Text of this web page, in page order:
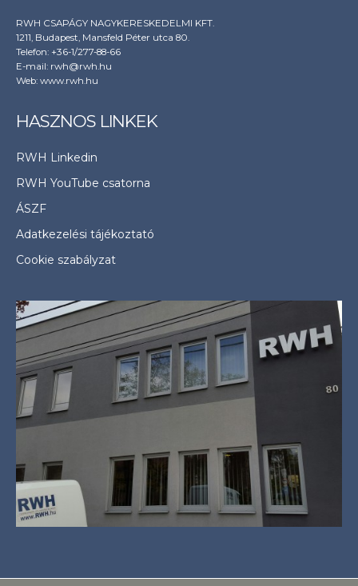
RWH CSAPÁGY NAGYKERESKEDELMI KFT.
1211, Budapest, Mansfeld Péter utca 80.
Telefon: +36-1/277-88-66
E-mail: rwh@rwh.hu
Web: www.rwh.hu
HASZNOS LINKEK
RWH Linkedin
RWH YouTube csatorna
ÁSZF
Adatkezelési tájékoztató
Cookie szabályzat